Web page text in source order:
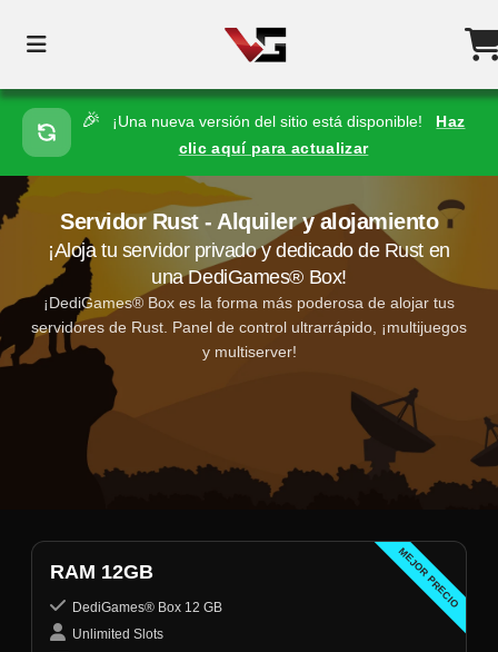
🎉 ¡Una nueva versión del sitio está disponible!
Haz
clic aquí para actualizar
Servidor Rust - Alquiler y alojamiento
¡Aloja tu servidor privado y dedicado de Rust en
una DediGames® Box!
¡DediGames® Box es la forma más poderosa de alojar tus
servidores de Rust. Panel de control ultrarrápido, ¡multijuegos
y multiserver!
MEJOR PRECIO
RAM 12GB
DediGames® Box 12 GB
Unlimited Slots